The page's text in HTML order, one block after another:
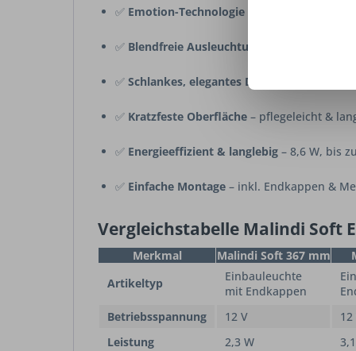
✅ Emotion-Technologie
✅ Blendfreie Ausleuchtung
✅ Schlankes, elegantes Design
✅ Kratzfeste Oberfläche – pflegeleicht &
✅ Energieeffizient & langlebig – 8,6 W, bis
✅ Einfache Montage – inkl. Endkappen &
Vergleichstabelle Malindi Soft
Merkmal Malindi Soft 367 mm
Artikeltyp
Einbauleuchte
mit Endkappen
Betriebsspannung 12 V 12
Leistung
2,3 W